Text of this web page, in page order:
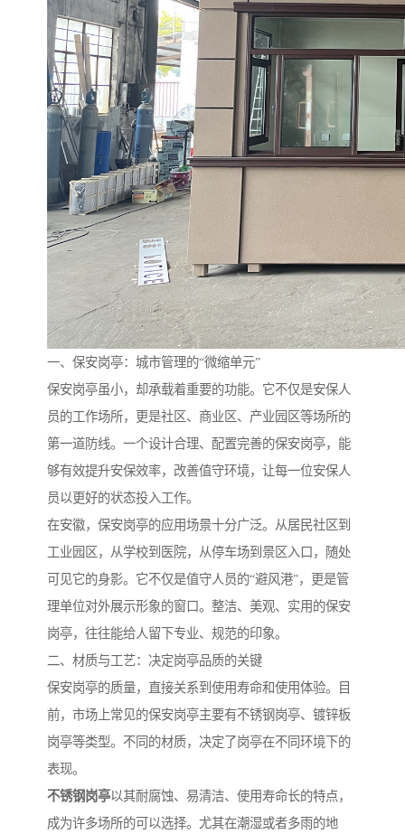
一、保安岗亭：城市管理的“微缩单元”
保安岗亭虽小，却承载着重要的功能。它不仅是安保人
员的工作场所，更是社区、商业区、产业园区等场所的
第一道防线。一个设计合理、配置完善的保安岗亭，能
够有效提升安保效率，改善值守环境，让每一位安保人
员以更好的状态投入工作。
在安徽，保安岗亭的应用场景十分广泛。从居民社区到
工业园区，从学校到医院，从停车场到景区入口，随处
可见它的身影。它不仅是值守人员的“避风港”，更是管
理单位对外展示形象的窗口。整洁、美观、实用的保安
岗亭，往往能给人留下专业、规范的印象。
二、材质与工艺：决定岗亭品质的关键
保安岗亭的质量，直接关系到使用寿命和使用体验。目
前，市场上常见的保安岗亭主要有不锈钢岗亭、镀锌板
岗亭等类型。不同的材质，决定了岗亭在不同环境下的
表现。
不锈钢岗亭以其耐腐蚀、易清洁、使用寿命长的特点，
成为许多场所的可以选择。尤其在潮湿或者多雨的地